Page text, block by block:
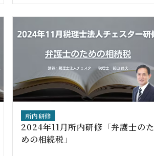
所内研修
2024年11月所内研修「弁護士のた
めの相続税」